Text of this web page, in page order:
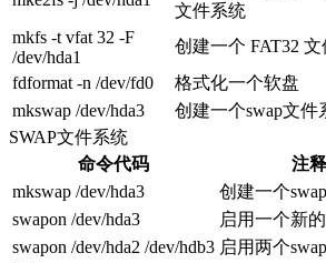
文件系统
mkfs -t vfat 32 -F
/dev/hda1
创建一个 FAT32
fdformat -n /dev/fd0
格式化一个软盘
mkswap /dev/hda3
创建一个swap文件
SWAP文件系统
命令代码
注
mkswap /dev/hda3
创建一个
swapon /dev/hda3
启用一个新
swapon /dev/hda2 /dev/hdb3 启用两个